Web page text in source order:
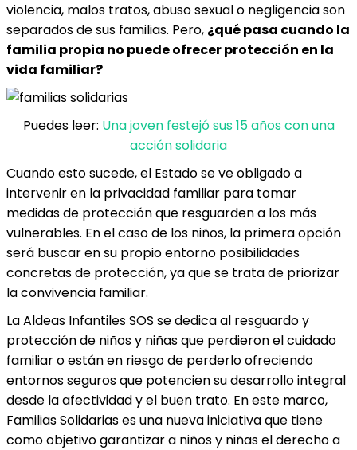
violencia, malos tratos, abuso sexual o negligencia son
separados de sus familias. Pero, ¿qué pasa cuando la
familia propia no puede ofrecer protección en la
vida familiar?
Puedes leer: Una joven festejó sus 15 años con una
acción solidaria
Cuando esto sucede, el Estado se ve obligado a
intervenir en la privacidad familiar para tomar
medidas de protección que resguarden a los más
vulnerables. En el caso de los niños, la primera opción
será buscar en su propio entorno posibilidades
concretas de protección, ya que se trata de priorizar
la convivencia familiar.
La Aldeas Infantiles SOS se dedica al resguardo y
protección de niños y niñas que perdieron el cuidado
familiar o están en riesgo de perderlo ofreciendo
entornos seguros que potencien su desarrollo integral
desde la afectividad y el buen trato. En este marco,
Familias Solidarias es una nueva iniciativa que tiene
como objetivo garantizar a niños y niñas el derecho a